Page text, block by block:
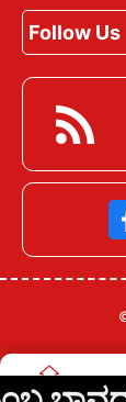
Follow Us